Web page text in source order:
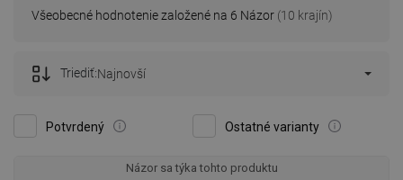
Všeobecné hodnotenie založené na 6 Názor (10 krajín)
Potvrdený Ostatné varianty
Triediť:Najnovší
Názor sa týka tohto produktu